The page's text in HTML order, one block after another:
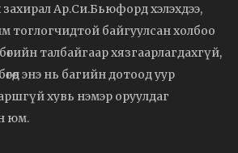
Ар.Си.Бьюфорд хэлэхдээ,
тоглогчидтой байгуулсан холбоо
талбайгаар хязгаарлагдахгүй,
энэ нь багийн дотоод уур
хувь нэмэр оруулдаг
юм.